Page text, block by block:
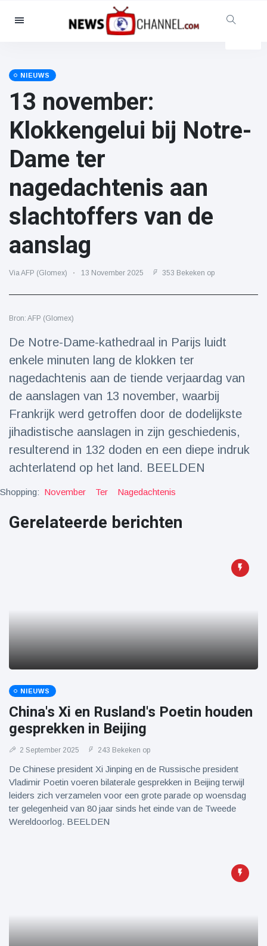
Categorieën
Maatschappelijk & Leuk
Bioscoop & TV
(81)
Beroemdheden
(13938)
Mode & Schoonheid
Eten & drinken
(79)
Gaming
(160)
Gezondheid & Fitness
Reizen & Avontuur
(77)
Laatste nieuws
zeedier
aangespoeld
17 July
41 Bekeken
op
Adembenemende
beelden:
acrobaat toont
spectaculaire
stunts
op
grootste
ter wereld stort
in
NIEUWS
13 november:
Klokkengelui bij Notre-
Dame ter
nagedachtenis aan
slachtoffers van de
aanslag
Via AFP (Glomex) 13 November 2025 353 Bekeken op
Bron: AFP (Glomex)
De Notre-Dame-kathedraal in Parijs luidt
enkele minuten lang de klokken ter
nagedachtenis aan de tiende verjaardag van
de aanslagen van 13 november, waarbij
Frankrijk werd getroffen door de dodelijkste
jihadistische aanslagen in zijn geschiedenis,
resulterend in 132 doden en een diepe indruk
achterlatend op het land. BEELDEN
Shopping: November Ter Nagedachtenis
Gerelateerde berichten
NIEUWS
China's Xi en Rusland's Poetin houden
gesprekken in Beijing
2 September 2025 243 Bekeken op
De Chinese president Xi Jinping en de Russische president
Vladimir Poetin voeren bilaterale gesprekken in Beijing terwijl
leiders zich verzamelen voor een grote parade op woensdag
ter gelegenheid van 80 jaar sinds het einde van de Tweede
Wereldoorlog. BEELDEN